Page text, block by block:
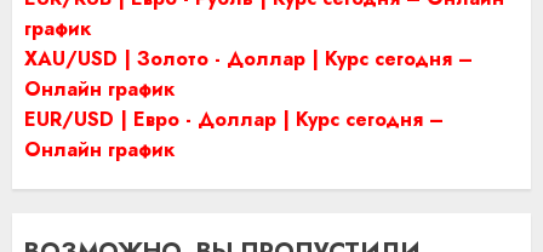
график
XAU/USD | Золото - Доллар | Курс сегодня –
Онлайн график
EUR/USD | Евро - Доллар | Курс сегодня –
Онлайн график